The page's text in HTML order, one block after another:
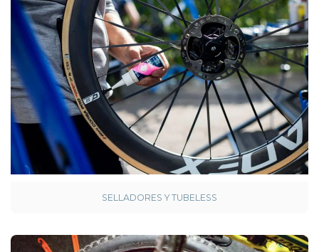
SELLADORES Y TUBELESS